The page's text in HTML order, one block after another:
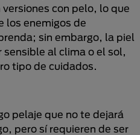
con pelo, lo que
los enemigos de
sin embargo, la piel
al clima o el sol,
tipo de cuidados.
pelaje que no te dejará
pero sí requieren de ser